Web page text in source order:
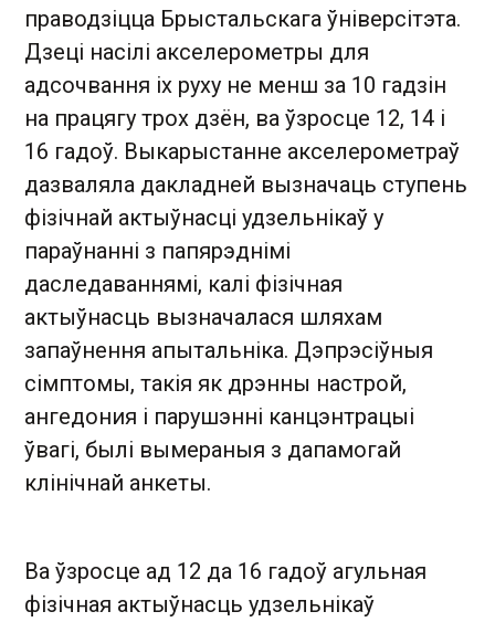
праводзіцца Брыстальскага ўніверсітэта.
Дзеці насілі акселерометры для
адсочвання іх руху не менш за 10 гадзін
на працягу трох дзён, ва ўзросце 12, 14 і
16 гадоў. Выкарыстанне акселерометраў
дазваляла дакладней вызначаць ступень
фізічнай актыўнасці удзельнікаў у
параўнанні з папярэднімі
даследаваннямі, калі фізічная
актыўнасць вызначалася шляхам
запаўнення апытальніка. Дэпрэсіўныя
сімптомы, такія як дрэнны настрой,
ангедония і парушэнні канцэнтрацыі
ўвагі, былі вымераныя з дапамогай
клінічнай анкеты.
Ва ўзросце ад 12 да 16 гадоў агульная
фізічная актыўнасць удзельнікаў